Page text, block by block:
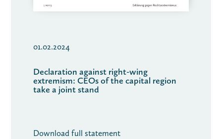
01.02.2024
Declaration against right-wing
extremism: CEOs of the capital region
take a joint stand
Download full statement